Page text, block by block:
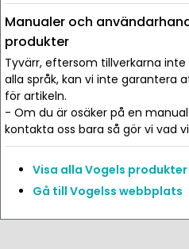
Manualer och
produkter
Tyvärr, eftersom tillverkarna
alla språk, kan vi inte garantera
för artikeln.
- Om du är osäker på en
kontakta oss bara så gör vi vad
Visa alla Vogels
Gå till Vogelss webbplats